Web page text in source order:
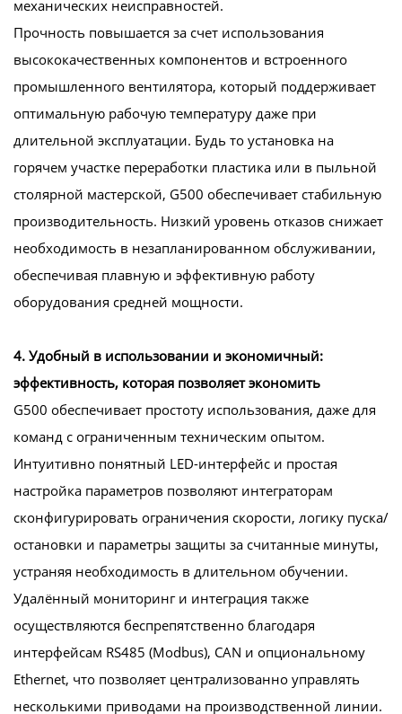
механических неисправностей.
Прочность повышается за счет использования
высококачественных компонентов и встроенного
промышленного вентилятора, который поддерживает
оптимальную рабочую температуру даже при
длительной эксплуатации. Будь то установка на
горячем участке переработки пластика или в пыльной
столярной мастерской, G500 обеспечивает стабильную
производительность. Низкий уровень отказов снижает
необходимость в незапланированном обслуживании,
обеспечивая плавную и эффективную работу
оборудования средней мощности.
4. Удобный в использовании и экономичный:
эффективность, которая позволяет экономить
G500 обеспечивает простоту использования, даже для
команд с ограниченным техническим опытом.
Интуитивно понятный LED-интерфейс и простая
настройка параметров позволяют интеграторам
сконфигурировать ограничения скорости, логику пуска/
остановки и параметры защиты за считанные минуты,
устраняя необходимость в длительном обучении.
Удалённый мониторинг и интеграция также
осуществляются беспрепятственно благодаря
интерфейсам RS485 (Modbus), CAN и опциональному
Ethernet, что позволяет централизованно управлять
несколькими приводами на производственной линии.